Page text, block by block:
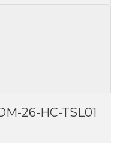
26-HC-TSL01